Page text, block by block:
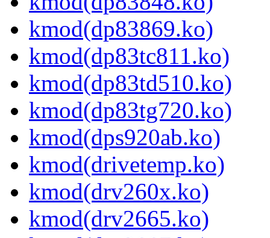
kmod(dp83869.ko)
kmod(dp83tc811.ko)
kmod(dp83td510.ko)
kmod(dp83tg720.ko)
kmod(dps920ab.ko)
kmod(drivetemp.ko)
kmod(drv260x.ko)
kmod(drv2665.ko)